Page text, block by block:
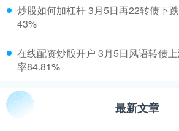
炒股如何加杠杆 3月5日再22转债下
43%
在线配资炒股开户 3月5日风语转债
率84.81%
最新文章